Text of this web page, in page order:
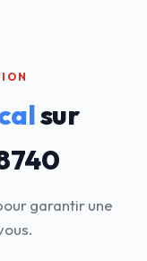
sur
garantir une